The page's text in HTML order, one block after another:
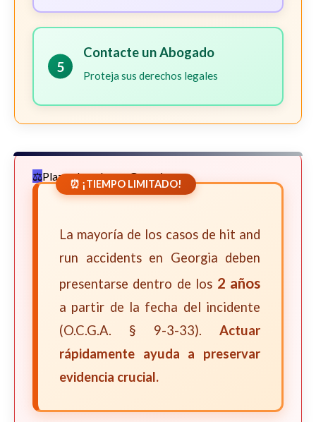
5
Contacte un Abogado
Proteja sus derechos legales
Plazos Legales en Georgia
⏰ ¡TIEMPO LIMITADO!
La mayoría de los casos de hit and
run accidents en Georgia deben
presentarse dentro de los 2 años
a partir de la fecha del incidente
(O.C.G.A. § 9-3-33). Actuar
rápidamente ayuda a preservar
evidencia crucial.